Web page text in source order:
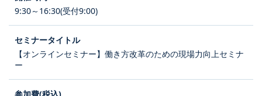
9:30～16:30(受付9:00)
【オンラインセミナー】働き方改革のための現場力向上セミナ
ー